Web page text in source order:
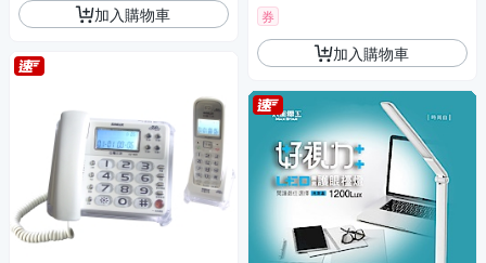
加入購物車 券
加入購物車